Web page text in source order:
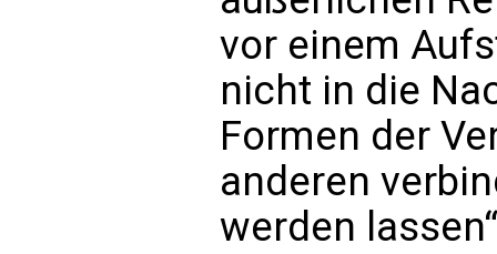
vor einem
nicht in die
Formen der
anderen
werden